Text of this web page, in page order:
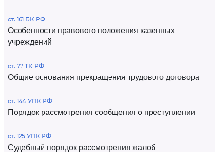
ст. 161 БК РФ
Особенности правового положения казенных
учреждений
ст. 77 ТК РФ
Общие основания прекращения трудового договора
ст. 144 УПК РФ
Порядок рассмотрения сообщения о преступлении
ст. 125 УПК РФ
Судебный порядок рассмотрения жалоб